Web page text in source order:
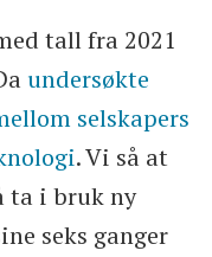
tall fra 2021
undersøkte
selskapers
. Vi så at
ta i bruk ny
seks ganger